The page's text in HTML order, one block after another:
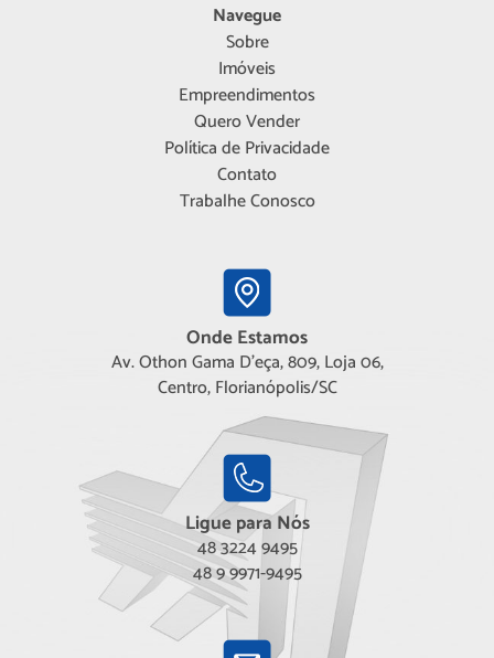
Navegue
Sobre
Imóveis
Empreendimentos
Quero Vender
Política de Privacidade
Contato
Trabalhe Conosco
Onde Estamos
Av. Othon Gama D'eça, 809, Loja 06,
Centro, Florianópolis/SC
Ligue para Nós
48 3224 9495
48 9 9971-9495